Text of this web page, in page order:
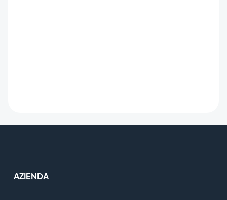
AZIENDA